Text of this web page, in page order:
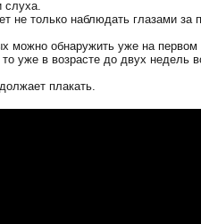
слуха.
не только наблюдать глазами за
можно обнаружить уже на
уже в возрасте до двух недель
плакать.